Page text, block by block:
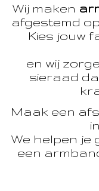
Wij maken
afgestemd
Kies jouw
en wij
sieraad
Maak een
We helpen je
een